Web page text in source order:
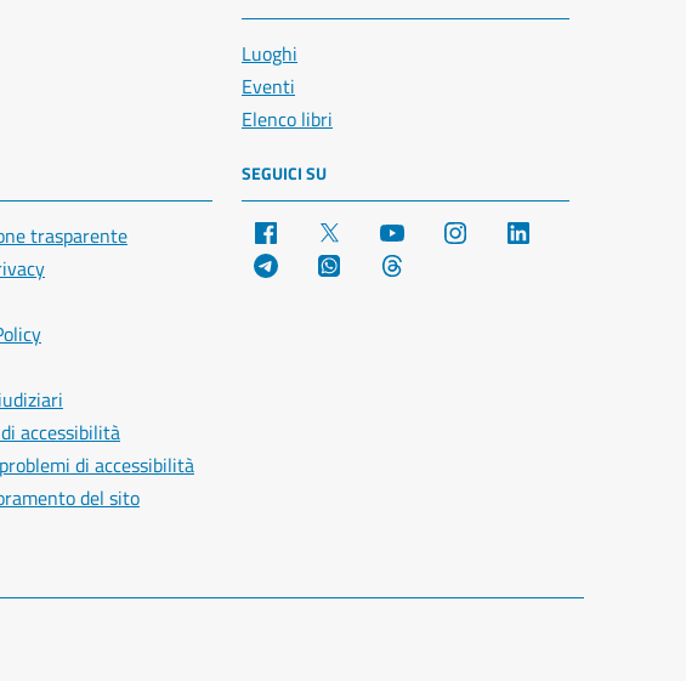
Luoghi
Eventi
Elenco libri
trasparente
accessibilità
di accessibilità
del sito
SEGUICI SU
Facebook YouTube Instagram
Telegram WhatsApp